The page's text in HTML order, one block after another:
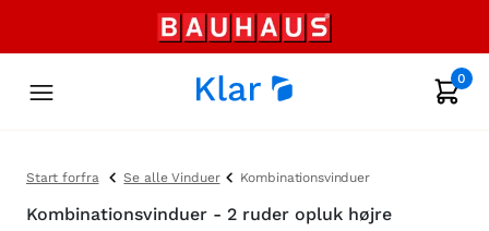
0
Start forfra Se alle Vinduer Kombinationsvinduer
Kombinationsvinduer - 2 ruder opluk højre